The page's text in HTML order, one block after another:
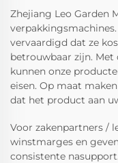
Zhejiang Leo Garden
vervaardigd dat ze
betrouwbaar zijn. Met
kunnen onze
eisen. Op maat
dat het product aan
Voor zakenpartners /
winstmarges en
consistente